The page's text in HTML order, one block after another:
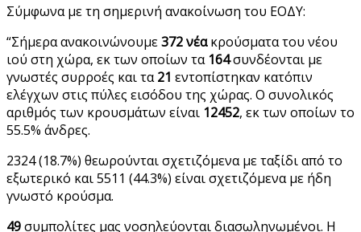
Σύμφωνα με τη σημερινή ανακοίνωση του ΕΟΔΥ:
“Σήμερα ανακοινώνουμε372 νέακρούσματα του νέου
ιού στη χώρα, εκ των οποίων τα164συνδέονται με
γνωστές συρροές και τα21 εντοπίστηκαν κατόπιν
ελέγχων στις πύλες εισόδου της χώρας. Ο συνολικός
αριθμός των κρουσμάτων είναι 12452, εκ των οποίων το
55.5% άνδρες.
2324 (18.7%) θεωρούνται σχετιζόμενα με ταξίδι από το
εξωτερικό και 5511 (44.3%) είναι σχετιζόμενα με ήδη
γνωστό κρούσμα.
49συμπολίτες μας νοσηλεύονται διασωληνωμένοι. Η